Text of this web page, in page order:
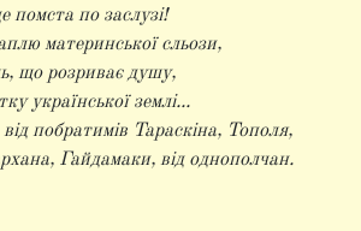
помста по заслузі!
материнської сльози,
що розриває душу,
української землі...
побратимів Тараскіна, Тополя,
Гайдамаки, від однополчан.